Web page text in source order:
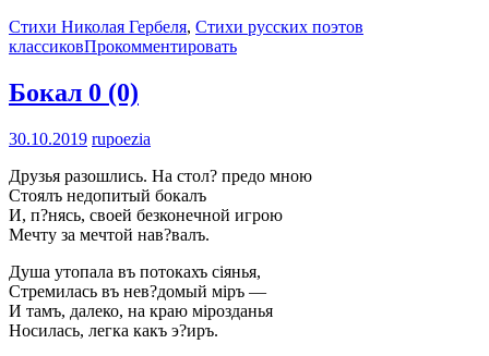
Стихи Николая Гербеля, Стихи русских поэтов
классиковПрокомментировать
Бокал 0 (0)
30.10.2019 rupoezia
Друзья разошлись. На стол? предо мною
Стоялъ недопитый бокалъ
И, п?нясь, своей безконечной игрою
Мечту за мечтой нав?валъ.
Душа утопала въ потокахъ сіянья,
Стремилась въ нев?домый міръ —
И тамъ, далеко, на краю мірозданья
Носилась, легка какъ э?иръ.